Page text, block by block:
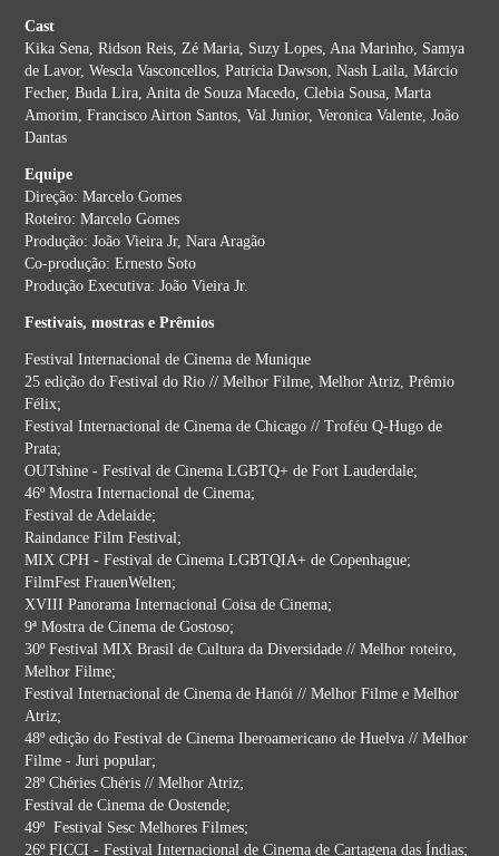
Cast
Kika Sena, Ridson Reis, Zé Maria, Suzy Lopes, Ana Marinho, Samya
de Lavor, Wescla Vasconcellos, Patrícia Dawson, Nash Laila, Márcio
Fecher, Buda Lira, Anita de Souza Macedo, Clebia Sousa, Marta
Amorim, Francisco Airton Santos, Val Junior, Veronica Valente, João
Dantas
Equipe
Direção: Marcelo Gomes
Roteiro: Marcelo Gomes
Produção: João Vieira Jr, Nara Aragão
Co-produção: Ernesto Soto
Produção Executiva: João Vieira Jr.
Festivais, mostras e Prêmios
Festival Internacional de Cinema de Munique
25 edição do Festival do Rio // Melhor Filme, Melhor Atriz, Prêmio
Félix;
Festival Internacional de Cinema de Chicago // Troféu Q-Hugo de
Prata;
OUTshine - Festival de Cinema LGBTQ+ de Fort Lauderdale;
46º Mostra Internacional de Cinema;
Festival de Adelaide;
Raindance Film Festival;
MIX CPH - Festival de Cinema LGBTQIA+ de Copenhague;
FilmFest FrauenWelten;
XVIII Panorama Internacional Coisa de Cinema;
9ª Mostra de Cinema de Gostoso;
30º Festival MIX Brasil de Cultura da Diversidade // Melhor roteiro,
Melhor Filme;
Festival Internacional de Cinema de Hanói // Melhor Filme e Melhor
Atriz;
48º edição do Festival de Cinema Iberoamericano de Huelva // Melhor
Filme - Juri popular;
28º Chéries Chéris // Melhor Atriz;
Festival de Cinema de Oostende;
49º Festival Sesc Melhores Filmes;
26º FICCI - Festival Internacional de Cinema de Cartagena das Índias;